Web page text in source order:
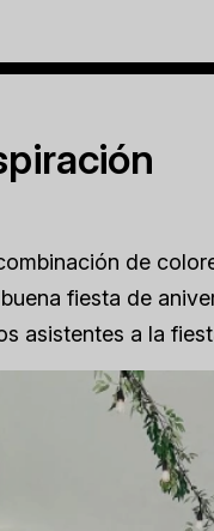
de
fiesta de
asistentes a la